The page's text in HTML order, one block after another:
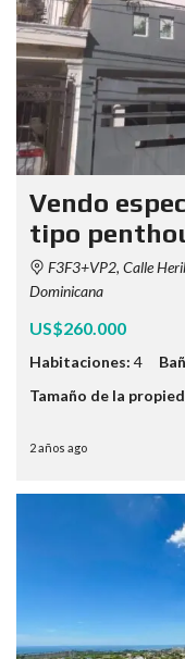
Vendo
tipo
F3F3+VP2, Calle
Dominicana
US$260.000
Habitaciones: 4
Tamaño de la
2 años ago